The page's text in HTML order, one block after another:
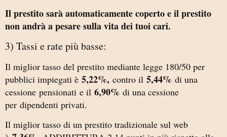
Il prestito sarà automaticamente coperto e il prestito
non andrà a pesare sulla vita dei tuoi cari.
3) Tassi e rate più basse:
Il miglior tasso del prestito mediante legge 180/50 per
pubblici impiegati è 5,22%, contro il 5,44% di una
cessione pensionati e il 6,90% di una cessione
per dipendenti privati.
Il miglior tasso di un prestito tradizionale sul web